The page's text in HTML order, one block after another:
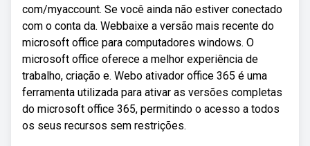
com/myaccount. Se você ainda não estiver conectado
com o conta da. Webbaixe a versão mais recente do
microsoft office para computadores windows. O
microsoft office oferece a melhor experiência de
trabalho, criação e. Webo ativador office 365 é uma
ferramenta utilizada para ativar as versões completas
do microsoft office 365, permitindo o acesso a todos
os seus recursos sem restrições.